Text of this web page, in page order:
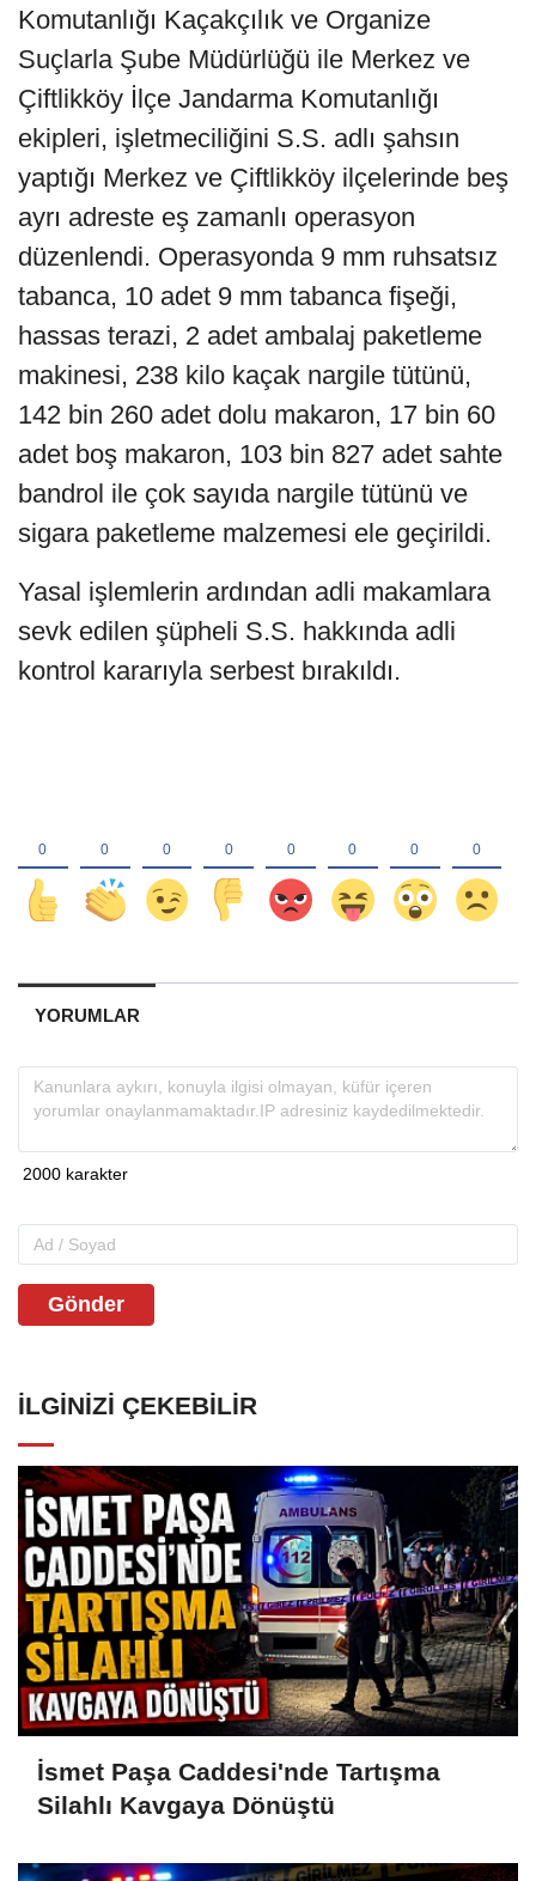
Komutanlığı Kaçakçılık ve Organize
Suçlarla Şube Müdürlüğü ile Merkez ve
Çiftlikköy İlçe Jandarma Komutanlığı
ekipleri, işletmeciliğini S.S. adlı şahsın
yaptığı Merkez ve Çiftlikköy ilçelerinde beş
ayrı adreste eş zamanlı operasyon
düzenlendi. Operasyonda 9 mm ruhsatsız
tabanca, 10 adet 9 mm tabanca fişeği,
hassas terazi, 2 adet ambalaj paketleme
makinesi, 238 kilo kaçak nargile tütünü,
142 bin 260 adet dolu makaron, 17 bin 60
adet boş makaron, 103 bin 827 adet sahte
bandrol ile çok sayıda nargile tütünü ve
sigara paketleme malzemesi ele geçirildi.
Yasal işlemlerin ardından adli makamlara
sevk edilen şüpheli S.S. hakkında adli
kontrol kararıyla serbest bırakıldı.
YORUMLAR
Gönder
İLGINIZI ÇEKEBILIR
İsmet Paşa Caddesi'nde Tartışma
Silahlı Kavgaya Dönüştü